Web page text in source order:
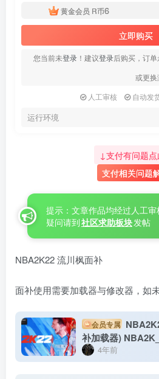
黄金会员 R币6
立即购买
您当前未登录 ！建议登录后购买，订
或更换
人工审核
自动发
运行环境
↓支付有问题
支付相关问题
提示：文章作品均经过人工
疑问请到社区求助板块发帖
NBA2K22 流川枫面补
面补使用需要加载器与修改器，如
会员专属
补加载器)
4年前